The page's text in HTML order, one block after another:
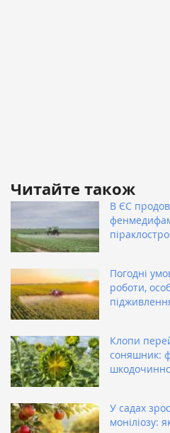
Читайте також
В ЄС
Погодні
роботи,
Клопи
соняшник:
У садах
моніліозу: